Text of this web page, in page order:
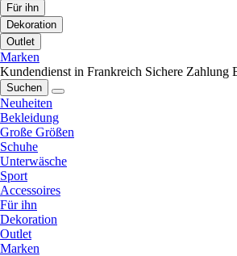
Für ihn
Dekoration
Outlet
Marken
Kundendienst in Frankreich Sichere Zahlung
Suchen
Neuheiten
Bekleidung
Große Größen
Schuhe
Unterwäsche
Sport
Accessoires
Für ihn
Dekoration
Outlet
Marken